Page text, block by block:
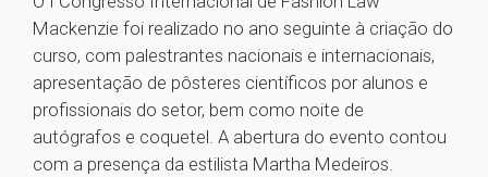
Mackenzie foi realizado no ano seguinte à criação do
curso, com palestrantes nacionais e internacionais,
apresentação de pôsteres científicos por alunos e
profissionais do setor, bem como noite de
autógrafos e coquetel. A abertura do evento contou
com a presença da estilista Martha Medeiros.